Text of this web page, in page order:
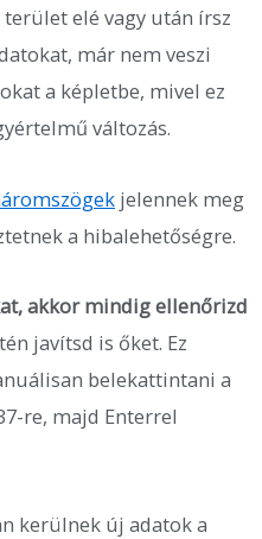
elé vagy után írsz
már nem veszi
a képletbe, mivel ez
változás.
jelennek meg
a hibalehetőségre.
akkor mindig ellenőrizd
javítsd is őket. Ez
belekattintani a
re, majd Enterrel
kerülnek új adatok a